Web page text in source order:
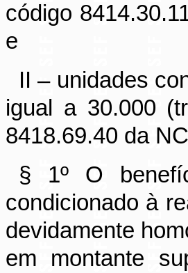
código
e
II – unidades
igual a 30.000
8418.69.40 da
§ 1º O
condicionado à
devidamente
em montante